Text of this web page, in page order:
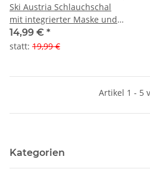
Ski Austria Schlauchschal
mit integrierter Maske und
Filter-Pads
14,99 € *
statt: 19,99 €
Artikel 1 - 5
Kategorien